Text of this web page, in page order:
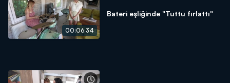
00:06:34
Bateri eşliğinde "Tuttu fırlattı"